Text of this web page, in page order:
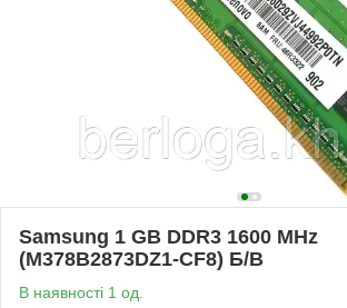
Samsung 1 GB DDR3 1600 MHz
(M378B2873DZ1-CF8) Б/В
В наявності 1 од.